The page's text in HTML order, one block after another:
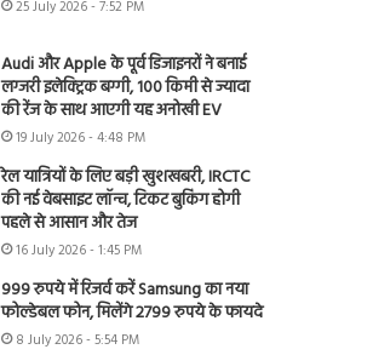
25 July 2026 - 7:52 PM
Audi और Apple के पूर्व डिजाइनरों ने बनाई
लग्जरी इलेक्ट्रिक बग्गी, 100 किमी से ज्यादा
की रेंज के साथ आएगी यह अनोखी EV
19 July 2026 - 4:48 PM
रेल यात्रियों के लिए बड़ी खुशखबरी, IRCTC
की नई वेबसाइट लॉन्च, टिकट बुकिंग होगी
पहले से आसान और तेज
16 July 2026 - 1:45 PM
999 रुपये में रिजर्व करें Samsung का नया
फोल्डेबल फोन, मिलेंगे 2799 रुपये के फायदे
8 July 2026 - 5:54 PM